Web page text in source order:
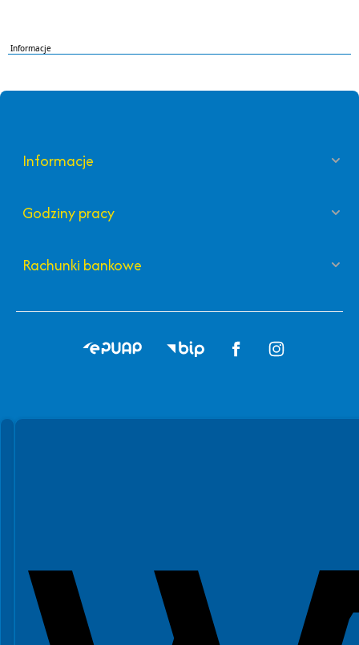
Informacje
Informacje
Godziny pracy
Rachunki bankowe
Spełniamy standardy WCAG 2.2
Spełniamy standardy W3C